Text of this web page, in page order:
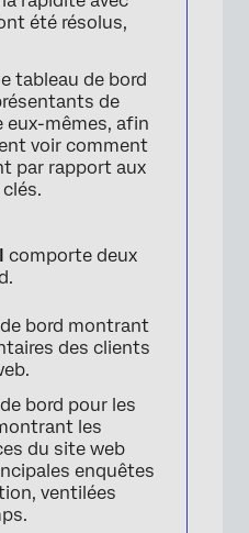
été résolus,
tableau de bord
de
eux-mêmes, afin
voir comment
par rapport aux
comporte deux
bord montrant
des clients
bord pour les
les
du site web
enquêtes
ventilées